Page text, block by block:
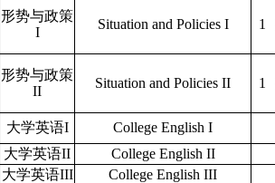
形势与政策
I
Situation and Policies I 1
形势与政策
II
Situation and Policies II 1
大学英语I College English I
大学英语II College English II
大学英语III College English III